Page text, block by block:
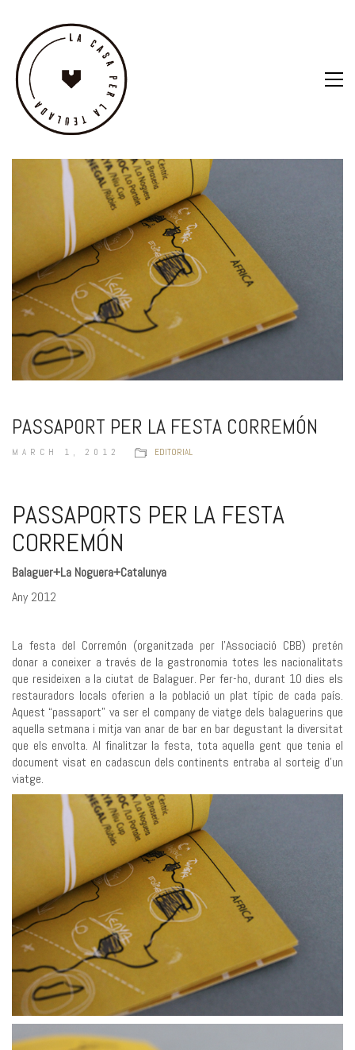
PASSAPORT PER LA FESTA CORREMÓN
MARCH 1, 2012 EDITORIAL
PASSAPORTS PER LA FESTA
CORREMÓN
Balaguer+La Noguera+Catalunya
Any 2012
La festa del Corremón (organitzada per l’Associació CBB) pretén
donar a coneixer a través de la gastronomia totes les nacionalitats
que resideixen a la ciutat de Balaguer. Per fer-ho, durant 10 dies els
restauradors locals oferien a la població un plat típic de cada país.
Aquest “passaport” va ser el company de viatge dels balaguerins que
aquella setmana i mitja van anar de bar en bar degustant la diversitat
que els envolta. Al finalitzar la festa, tota aquella gent que tenia el
document visat en cadascun dels continents entraba al sorteig d’un
viatge.